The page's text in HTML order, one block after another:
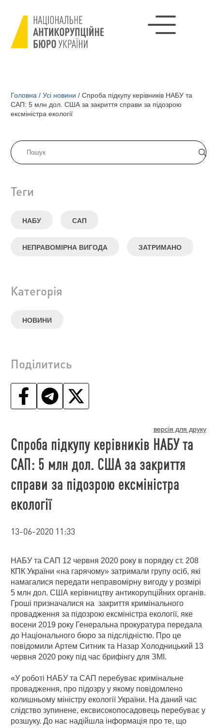
Головна / Усі новини / Спроба підкупу керівників НАБУ та
САП: 5 млн дол. США за закриття справи за підозрою
ексміністра екології
Теги
НАБУ САП
НЕПРАВОМІРНА ВИГОДА ЗАТРИМАНО
Категорія
НОВИНИ
Поділитись
версія для друку
Спроба підкупу керівників НАБУ та
САП: 5 млн дол. США за закриття
справи за підозрою ексміністра
екології
13-06-2020 11:33
НАБУ та САП 12 червня 2020 року в порядку ст. 208
КПК України «на гарячому» затримали групу осіб, які
намагалися передати неправомірну вигоду у розмірі
5 млн дол. США керівництву антикорупційних органів.
Гроші призначалися на закриття кримінального
провадження за підозрою ексміністра екології, яке
восени 2019 року Генеральна прокуратура передала
до Національного бюро за підслідністю. Про це
повідомили Артем Ситник та Назар Холодницький 13
червня 2020 року під час брифінгу для ЗМІ.
«У роботі НАБУ та САП перебуває кримінальне
провадження, про підозру у якому повідомлено
колишньому міністру екології України. На даний час
слідство зупинене, ексвисокопосадовець перебуває у
розшуку. До нас надійшла інформація про те, що